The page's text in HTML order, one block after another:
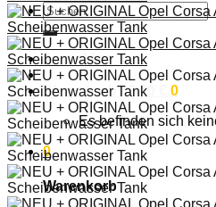
Suchen
nach:
Anmelden
Warenkorb /0,00
0
Es befinden sich
0
Warenkorb